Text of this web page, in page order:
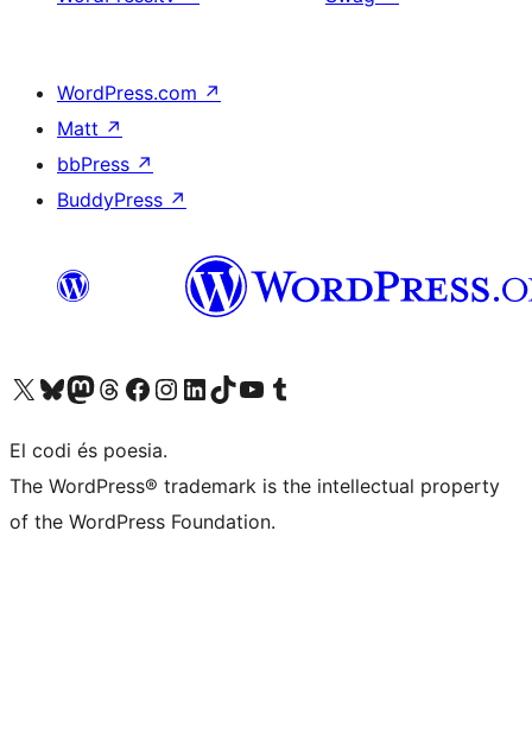
WordPress.com ↗
Matt ↗
bbPress ↗
BuddyPress ↗
Visiteu el nostre compte X (abans Twitter)
Visiteu el nostre compte de Bluesky
Visiteu el nostre compte al Mastodon
Visiteu el nostre compte de Threads
Visiteu la nostra pàgina al Facebook
Visiteu el nostre compte d'Instagram
Visiteu el nostre compte de LinkedIn
Visiteu el nostre compte de TikTok
Visiteu el nostre canal al YouTube
Visiteu el nostre compte de Tumblr
El codi és poesia.
The WordPress® trademark is the intellectual property
of the WordPress Foundation.